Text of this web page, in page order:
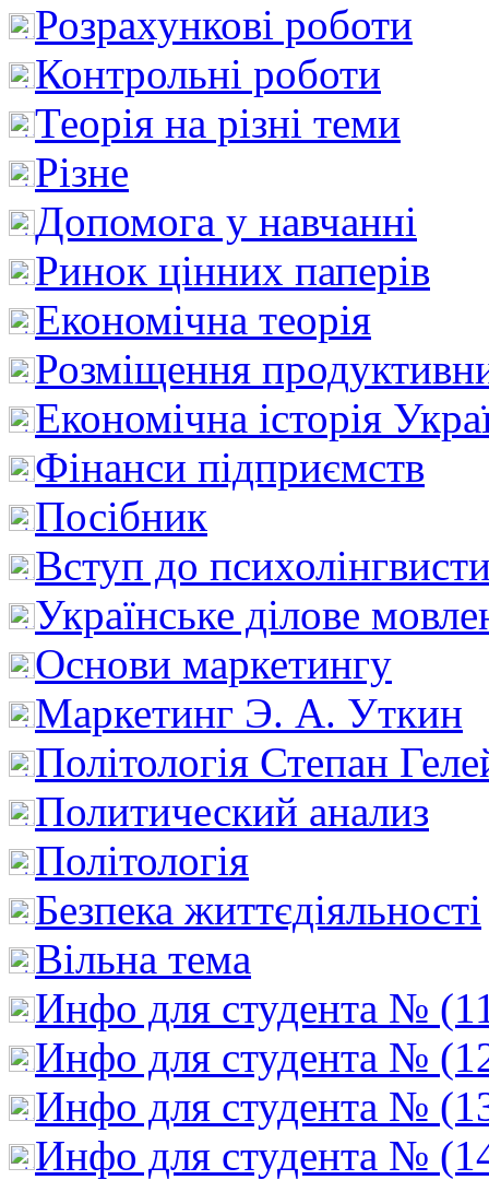
Розрахункові роботи
Контрольні роботи
Теорія на різні теми
Різне
Допомога у навчанні
Ринок цінних паперів
Економічна теорія
Розміщення
Економічна історія
Фінанси підприємств
Посібник
Вступ до
Українське ділове
Основи маркетингу
Маркетинг Э. А. Уткин
Політологія Степан
Политический анализ
Політологія
Безпека життєдіяльності
Вільна тема
Инфо для студента №
Инфо для студента №
Инфо для студента №
Инфо для студента №